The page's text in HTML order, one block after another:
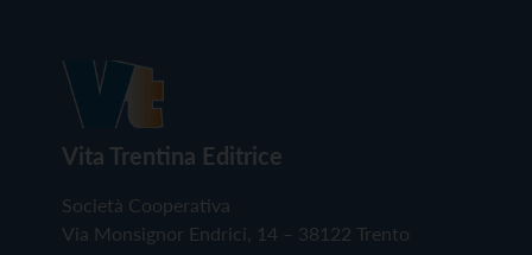
Vita Trentina Editrice
Società Cooperativa
Via Monsignor Endrici, 14 – 38122 Trento